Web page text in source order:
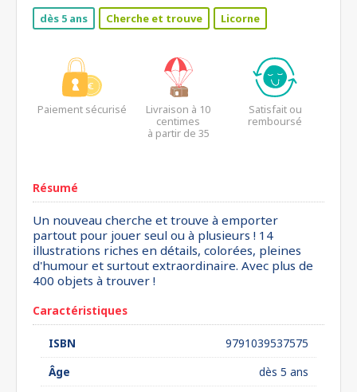
dès 5 ans Cherche et trouve Licorne
Paiement sécurisé
Livraison à 10
centimes
à partir de 35
Satisfait ou
remboursé
Résumé
Un nouveau cherche et trouve à emporter
partout pour jouer seul ou à plusieurs ! 14
illustrations riches en détails, colorées, pleines
d'humour et surtout extraordinaire. Avec plus de
400 objets à trouver !
Caractéristiques
ISBN
9791039537575
Âge
dès 5 ans